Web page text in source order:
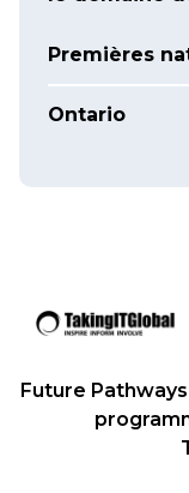
Premières
Ontario
Future